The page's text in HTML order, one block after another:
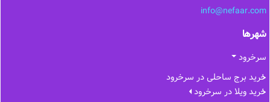
info@nefaar.com
شهرها
سرخرود
خرید برج ساحلی در سرخرود
خرید ویلا در سرخرود